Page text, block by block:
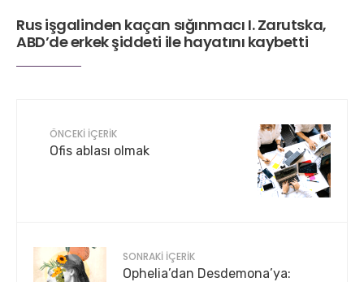
Rus işgalinden kaçan sığınmacı I. Zarutska,
ABD’de erkek şiddeti ile hayatını kaybetti
ÖNCEKI İÇERIK
Ofis ablası olmak
SONRAKI İÇERIK
Ophelia’dan Desdemona’ya: